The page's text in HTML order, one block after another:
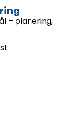
– planering,